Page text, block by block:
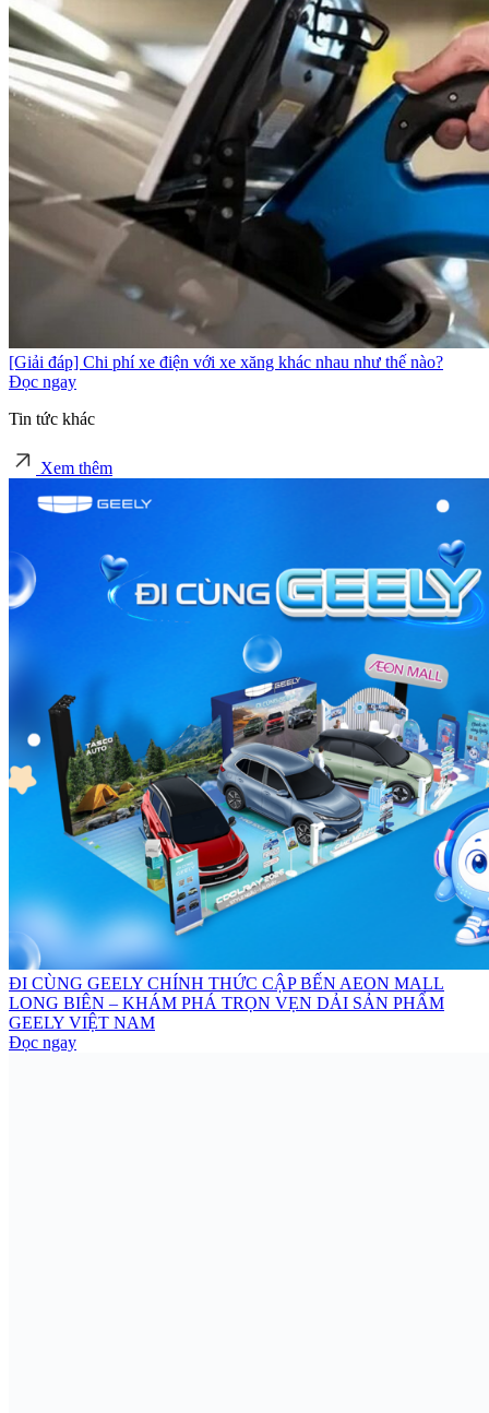
[Giải đáp] Chi phí xe điện với xe xăng khác nhau như thế nào?
Đọc ngay
Tin tức khác
Xem thêm
ĐI CÙNG GEELY CHÍNH THỨC CẬP BẾN AEON MALL
LONG BIÊN – KHÁM PHÁ TRỌN VẸN DẢI SẢN PHẨM
GEELY VIỆT NAM
Đọc ngay